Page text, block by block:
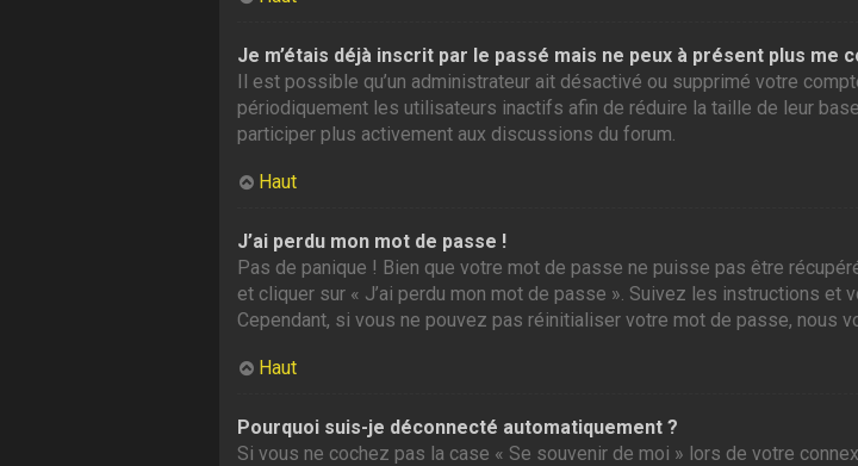
Je m’étais déjà inscrit par le passé mais ne peux à présent plus me
Il est possible qu’un administrateur ait désactivé ou supprimé votre
périodiquement les utilisateurs inactifs afin de réduire la taille de leur
participer plus activement aux discussions du forum.
Haut
J’ai perdu mon mot de passe !
Pas de panique ! Bien que votre mot de passe ne puisse pas être
et cliquer sur « J’ai perdu mon mot de passe ». Suivez les instructions
Cependant, si vous ne pouvez pas réinitialiser votre mot de passe, nous
Haut
Pourquoi suis-je déconnecté automatiquement ?
Si vous ne cochez pas la case « Se souvenir de moi » lors de votre